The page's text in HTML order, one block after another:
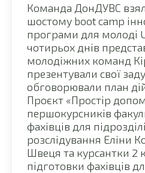
Команда ДонДУВС
шостому boot camp
програми для молоді
чотирьох днів
молодіжних команд
презентували свої
обговорювали план дій
Проєкт «Простір
першокурсників
фахівців для
розслідування Еліни
Швеця та курсантки 2
підготовки фахівців